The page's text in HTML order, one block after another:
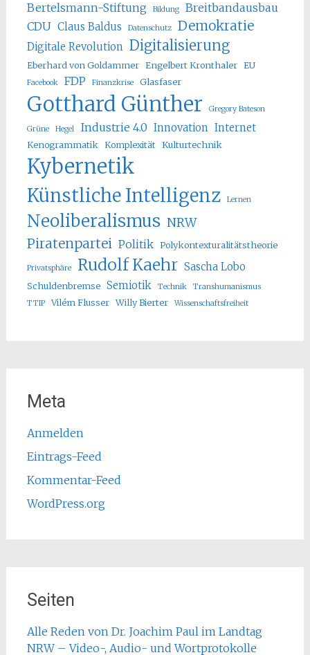
Bertelsmann-Stiftung Bildung
Breitbandausbau
CDU Claus Baldus Datenschutz Demokratie
Digitale Revolution Digitalisierung
Eberhard von Goldammer Engelbert Kronthaler EU
Facebook FDP Finanzkrise Glasfaser
Gotthard Günther Gregory Bateson
Grüne Hegel Industrie 4.0 Innovation Internet
Kenogrammatik Komplexität Kulturtechnik
Kybernetik
Künstliche Intelligenz Lernen
Neoliberalismus NRW
Piratenpartei Politik Polykontexturalitätstheorie
Privatsphäre Rudolf Kaehr Sascha Lobo
Schuldenbremse Semiotik Technik
Transhumanismus
TTIP
Vilém Flusser Willy Bierter Wissenschaftsfreiheit
Meta
Anmelden
Eintrags-Feed
Kommentar-Feed
WordPress.org
Seiten
Alle Reden von Dr. Joachim Paul im Landtag
NRW – Video-, Audio- und Wortprotokolle